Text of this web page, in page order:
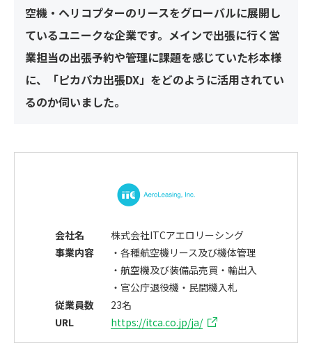
空機・ヘリコプターのリースをグローバルに展開し
ているユニークな企業です。メインで出張に行く営
業担当の出張予約や管理に課題を感じていた杉本様
に、「ピカパカ出張DX」をどのように活用されてい
るのか伺いました。
会社名
株式会社ITCアエロリーシング
事業内容
・各種航空機リース及び機体管理
・航空機及び装備品売買・輸出入
・官公庁退役機・民間機入札
従業員数
23名
URL
https://itca.co.jp/ja/